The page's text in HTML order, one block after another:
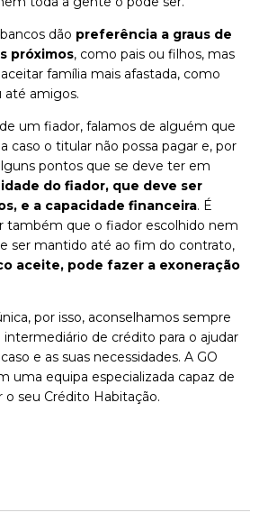
dão preferência a graus de
próximos, como pais ou filhos, mas
família mais afastada, como
até amigos.
um fiador, falamos de alguém que
caso o titular não possa pagar e, por
pontos que se deve ter em
idade do fiador, que deve ser
e a capacidade financeira. É
também que o fiador escolhido nem
ser mantido até ao fim do contrato,
aceite, pode fazer a exoneração
por isso, aconselhamos sempre
de crédito para o ajudar
e as suas necessidades. A GO
uma equipa especializada capaz de
o seu Crédito Habitação.